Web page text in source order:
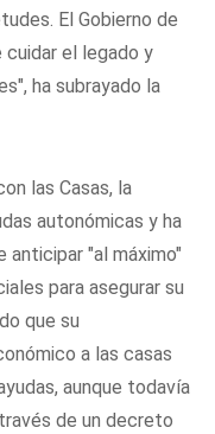
El Gobierno de
cuidar el legado y
ha subrayado la
las Casas, la
autonómicas y ha
anticipar "al máximo"
para asegurar su
que su
a las casas
aunque todavía
de un decreto